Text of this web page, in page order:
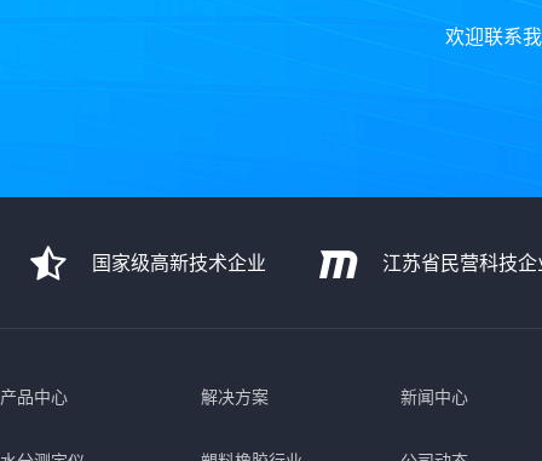
欢迎联系
国家级高新技术企业 江苏省民营科技企
产品中心 解决方案 新闻中心